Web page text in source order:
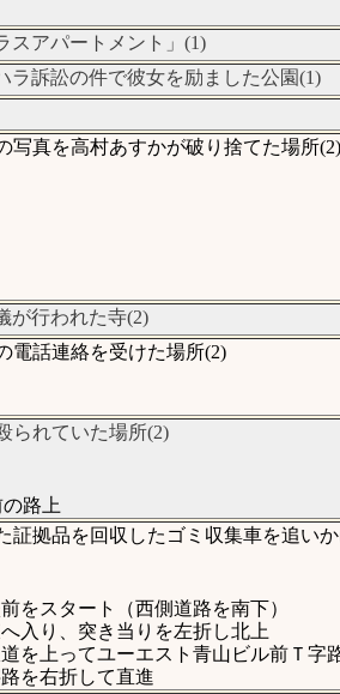
スアパートメント」(1)
ラ訴訟の件で彼女を励ました公園(1)
写真を高村あすかが破り捨てた場所(2)
が行われた寺(2)
電話連絡を受けた場所(2)
られていた場所(2)
路上
証拠品を回収したゴミ収集車を追い
をスタート（西側道路を南下）
入り、突き当りを左折し北上
を上ってユーエスト青山ビル前Ｔ字
を右折して直進